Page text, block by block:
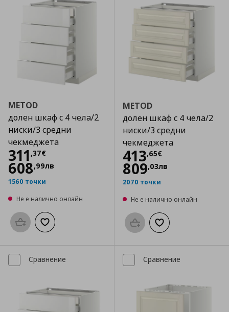
METOD
долен шкаф с 4 чела/2
ниски/3 средни
чекмеджета
311 ,37€
Цена
608,99лв
1560 точки
Не е налично онлайн
Προσθήκη στο καλάθι
Добави към списъка с любими
METOD
долен шкаф с 4 чела/2
ниски/3 средни
чекмеджета
413,65€
Цена
809,03лв
2070 точки
Не е налично онлайн
Προσθήκη στο καλάθι
Добави към
Сравнение Сравнение